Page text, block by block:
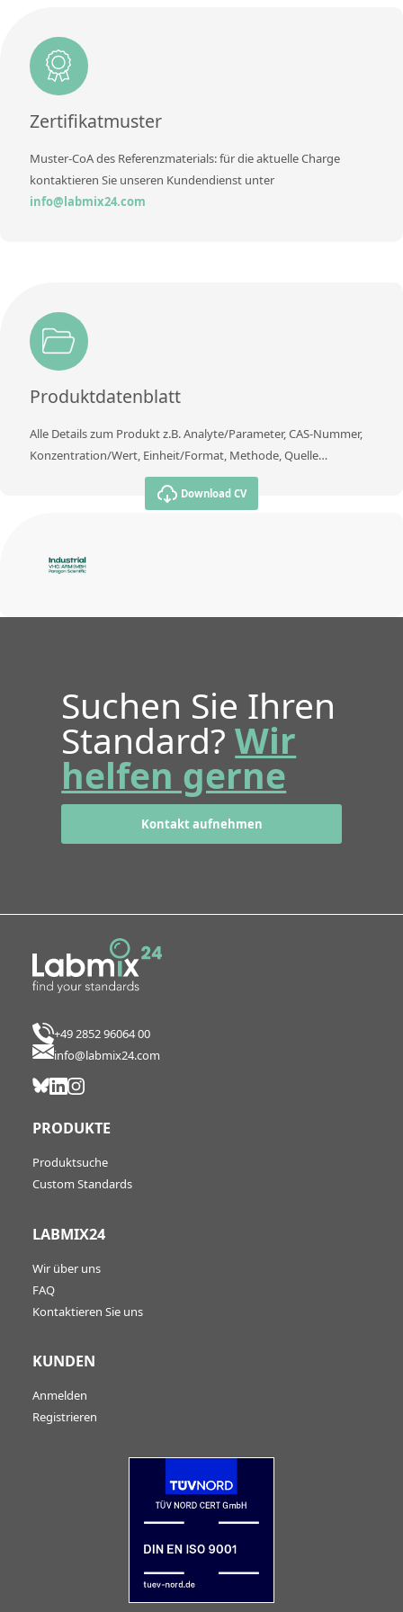
Zusätzliche Informationen
Methode
Zertifikatmuster
Muster-CoA des Referenzmaterials: für die aktuelle Charge
kontaktieren Sie unseren Kundendienst unter
info@labmix24.com
Produktdatenblatt
Alle Details zum Produkt z.B. Analyte/Parameter, CAS-Nummer,
Konzentration/Wert, Einheit/Format, Methode, Quelle…
Download CV
Suchen Sie Ihren
Standard?Wir
helfen gerne
Kontakt aufnehmen
+49 2852 96064 00
info@labmix24.com
PRODUKTE
Produktsuche
Custom Standards
LABMIX24
Wir über uns
FAQ
Kontaktieren Sie uns
KUNDEN
Anmelden
Registrieren